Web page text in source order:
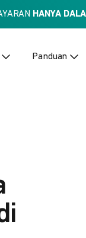
HANYA
Panduan